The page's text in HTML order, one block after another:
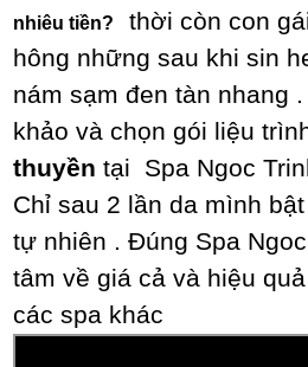
nhiêu tiền?
thời còn con
hông những sau khi sin
nám sạm đen tàn nhang
khảo và chọn gói liệu
thuyềntại Spa Ngoc
Chỉ sau 2 lần da mình
tự nhiên . Đúng Spa
tâm về giá cả và hiệu
các spa khác